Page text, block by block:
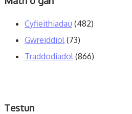
Cyfieithiadau (482)
Gwreiddiol(73)
Traddodiadol(866)
Testun